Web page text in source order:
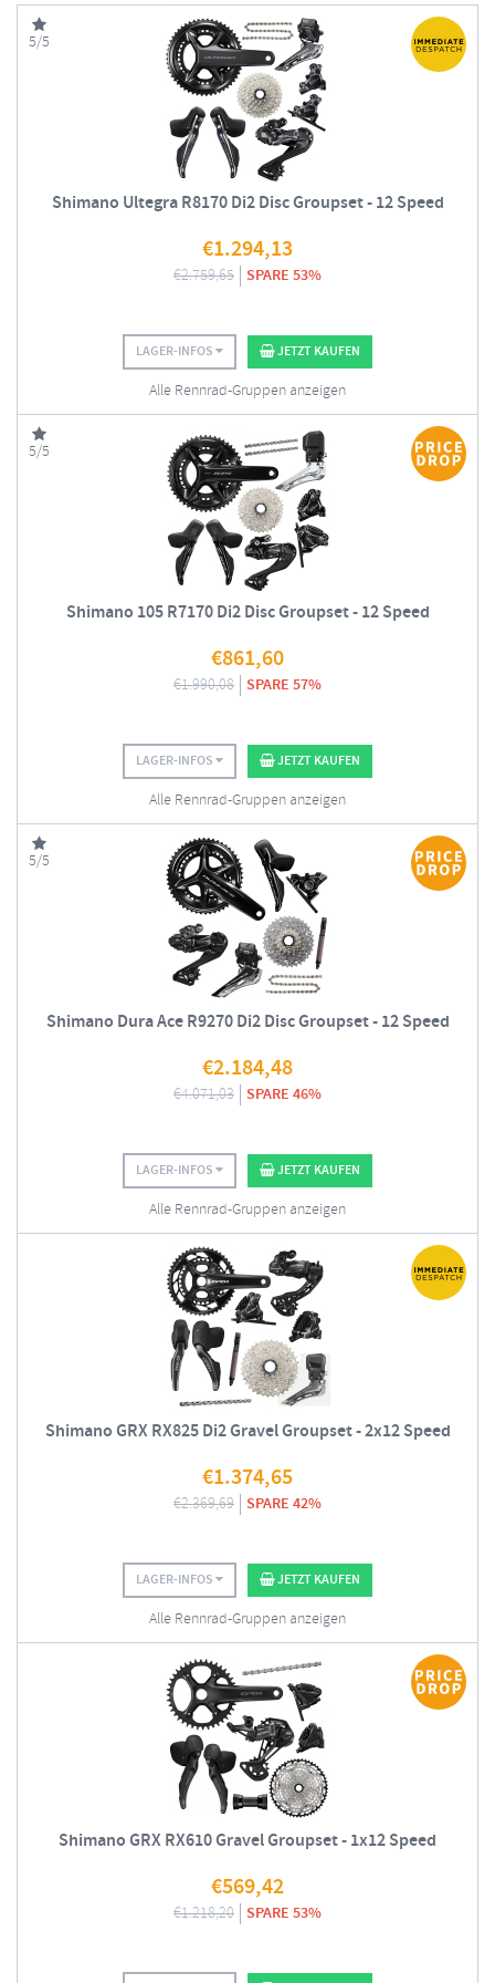
5/5
Shimano Ultegra R8170 Di2 Disc Groupset - 12 Speed
€1.294,13
€2.759,65 SPARE 53%
LAGER-INFOS JETZT KAUFEN
Alle Rennrad-Gruppen anzeigen
5/5
Shimano 105 R7170 Di2 Disc Groupset - 12 Speed
€861,60
€1.990,08 SPARE 57%
LAGER-INFOS JETZT KAUFEN
Alle Rennrad-Gruppen anzeigen
5/5
Shimano Dura Ace R9270 Di2 Disc Groupset - 12 Speed
€2.184,48
€4.071,03 SPARE 46%
LAGER-INFOS JETZT KAUFEN
Alle Rennrad-Gruppen anzeigen
Shimano GRX RX825 Di2 Gravel Groupset - 2x12 Speed
€1.374,65
€2.369,69 SPARE 42%
LAGER-INFOS JETZT KAUFEN
Alle Rennrad-Gruppen anzeigen
Shimano GRX RX610 Gravel Groupset - 1x12 Speed
€569,42
€1.218,20 SPARE 53%